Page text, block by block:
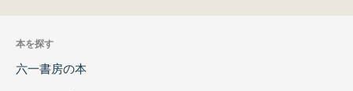
本を探す
六一書房の本